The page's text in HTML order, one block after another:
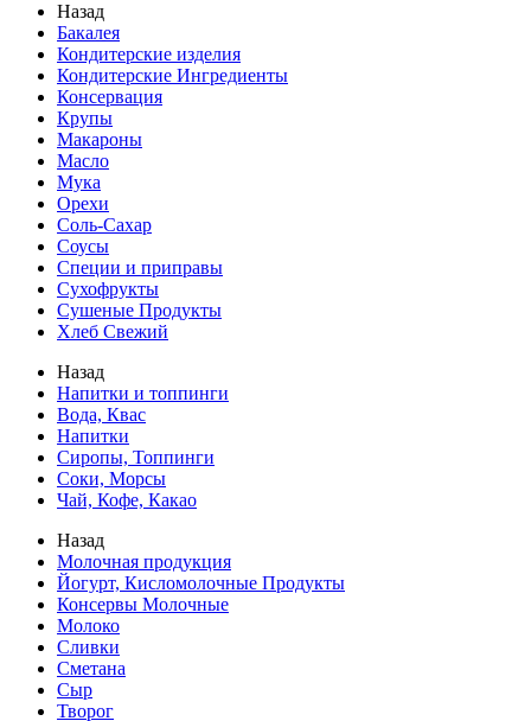
Назад
Бакалея
Кондитерские изделия
Кондитерские Ингредиенты
Консервация
Крупы
Макароны
Масло
Мука
Орехи
Соль-Сахар
Соусы
Специи и приправы
Сухофрукты
Сушеные Продукты
Хлеб Свежий
Назад
Напитки и топпинги
Вода, Квас
Напитки
Сиропы, Топпинги
Соки, Морсы
Чай, Кофе, Какао
Назад
Молочная продукция
Йогурт, Кисломолочные Продукты
Консервы Молочные
Молоко
Сливки
Сметана
Сыр
Творог